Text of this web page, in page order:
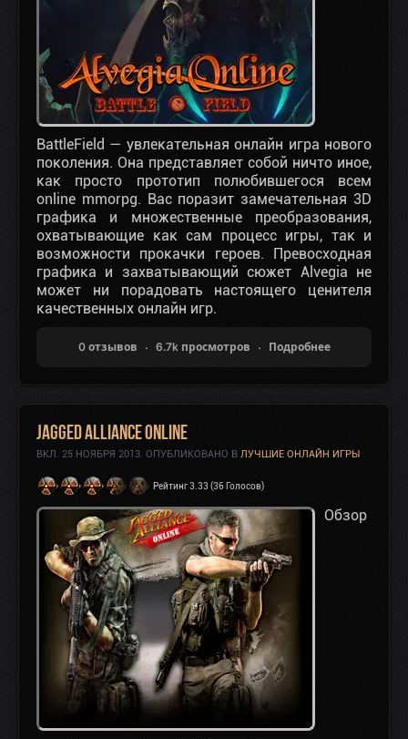
BattleField — увлекательная онлайн игра нового
поколения. Она представляет собой ничто иное,
как просто прототип полюбившегося всем
online mmorpg. Вас поразит замечательная 3D
графика и множественные преобразования,
охватывающие как сам процесс игры, так и
возможности прокачки героев. Превосходная
графика и захватывающий сюжет Alvegia не
может ни порадовать настоящего ценителя
качественных онлайн игр.
0 отзывов 6.7k просмотров Подробнее
Jagged Alliance Online
ВКЛ. 25 НОЯБРЯ 2013. ОПУБЛИКОВАНО В ЛУЧШИЕ ОНЛАЙН ИГРЫ
Рейтинг 3.33 (36 Голосов)
Обзор